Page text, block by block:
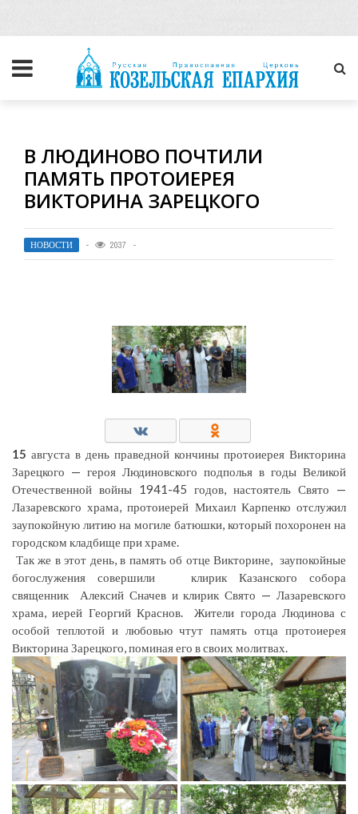
В ЛЮДИНОВО ПОЧТИЛИ
ПАМЯТЬ ПРОТОИЕРЕЯ
ВИКТОРИНА ЗАРЕЦКОГО
НОВОСТИ 2037
15 августа в день праведной кончины протоиерея Викторина
Зарецкого — героя Людиновского подполья в годы Великой
Отечественной войны 1941-45 годов, настоятель Свято —
Лазаревского храма, протоиерей Михаил Карпенко отслужил
заупокойную литию на могиле батюшки, который похоронен на
городском кладбище при храме.
Так же в этот день, в память об отце Викторине, заупокойные
богослужения совершили клирик Казанского собора
священник Алексий Сначев и клирик Свято — Лазаревского
храма, иерей Георгий Краснов. Жители города Людинова с
особой теплотой и любовью чтут память отца протоиерея
Викторина Зарецкого, поминая его в своих молитвах.